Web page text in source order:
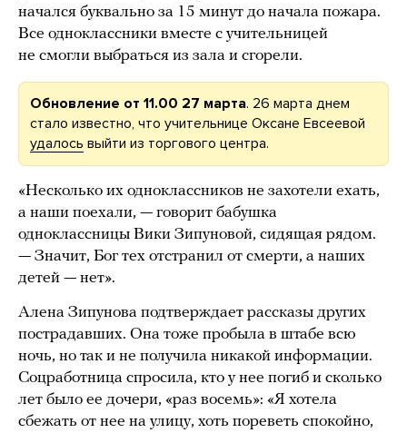
начался буквально за 15 минут до начала пожара.
Все одноклассники вместе с учительницей
не смогли выбраться из зала и сгорели.
Обновление от 11.00 27 марта. 26 марта днем
стало известно, что учительнице Оксане Евсеевой
удалось выйти из торгового центра.
«Несколько их одноклассников не захотели ехать,
а наши поехали, — говорит бабушка
одноклассницы Вики Зипуновой, сидящая рядом.
— Значит, Бог тех отстранил от смерти, а наших
детей — нет».
Алена Зипунова подтверждает рассказы других
пострадавших. Она тоже пробыла в штабе всю
ночь, но так и не получила никакой информации.
Соцработница спросила, кто у нее погиб и сколько
лет было ее дочери, «раз восемь»: «Я хотела
сбежать от нее на улицу, хоть пореветь спокойно,